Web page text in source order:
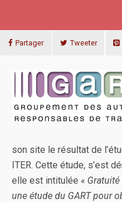
Partager Tweeter
son site le résultat de
ITER. Cette étude, s’est
elle est intitulée «
une étude du GART pour